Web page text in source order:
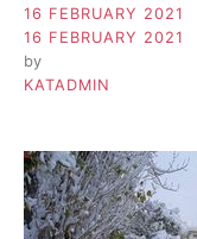
16 FEBRUARY 2021
16 FEBRUARY 2021
by
KATADMIN